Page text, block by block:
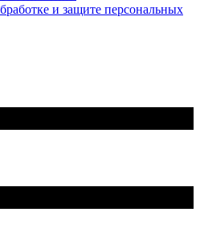
и защите персональных